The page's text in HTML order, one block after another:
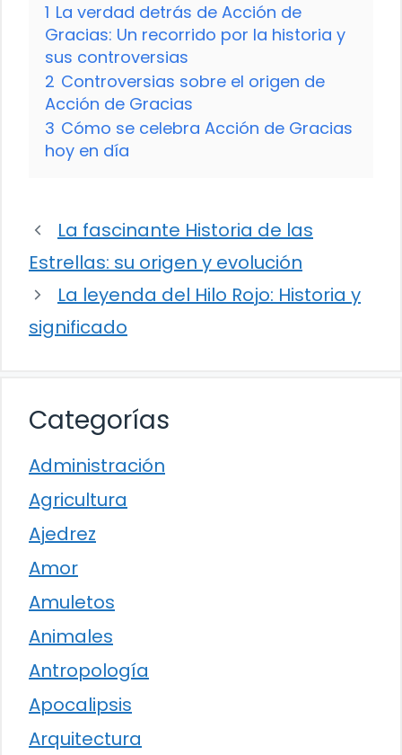
1 La verdad detrás de Acción de
Gracias: Un recorrido por la historia y
sus controversias
2 Controversias sobre el origen de
Acción de Gracias
3 Cómo se celebra Acción de Gracias
hoy en día
La fascinante Historia de las
Estrellas: su origen y evolución
La leyenda del Hilo Rojo: Historia y
significado
Categorías
Administración
Agricultura
Ajedrez
Amor
Amuletos
Animales
Antropología
Apocalipsis
Arquitectura